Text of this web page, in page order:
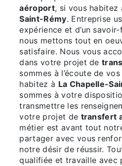
aéroport, si vous habitez
Saint-Rémy. Entreprise
expérience et d’un
nous mettons tout en
satisfaire. Nous vous
dans votre projet de
sommes à l’écoute de
habitez à La Chapelle-
sommes à votre
transmettre les
votre projet de transfert
métier est avant tout
partager avec vous
notre désir de réussir.
qualifiée et travaille avec